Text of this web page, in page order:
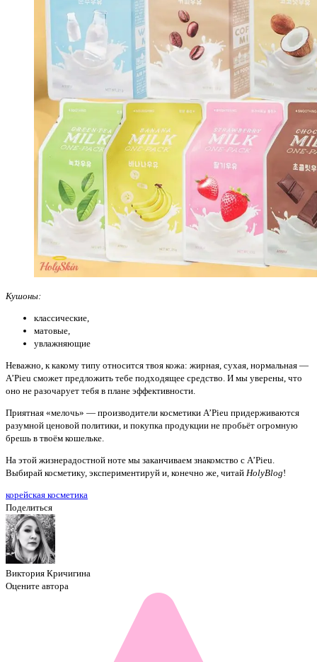
Кушоны:
классические,
матовые,
увлажняющие
Неважно, к какому типу относится твоя кожа: жирная, сухая, нормальная —
A’Pieu сможет предложить тебе подходящее средство. И мы уверены, что
оно не разочарует тебя в плане эффективности.
Приятная «мелочь» — производители косметики A’Pieu придерживаются
разумной ценовой политики, и покупка продукции не пробьёт огромную
брешь в твоём кошельке.
На этой жизнерадостной ноте мы заканчиваем знакомство с A’Pieu.
Выбирай косметику, экспериментируй и, конечно же, читай HolyBlog!
корейская косметика
Поделиться
Виктория Кричигина
Оцените автора